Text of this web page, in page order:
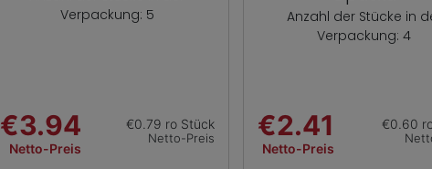
Verpackung: 5
€3.94
Netto-Preis
€0.79 ro Stück
Netto-Preis
Anzahl der Stücke in
Verpackung: 4
€2.41
Netto-Preis
€0.60